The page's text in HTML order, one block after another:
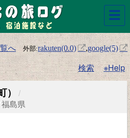
へ rakuten(0.0) google(5)
検索 ※Help
）
/
島県
☰